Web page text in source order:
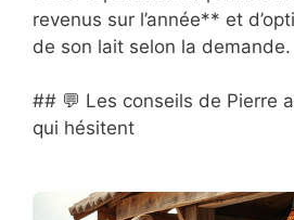
revenus sur l’année** et
de son lait selon la demande.
## 💬 Les conseils de Pierre
qui hésitent